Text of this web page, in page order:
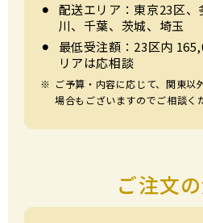
⚫︎
配送エリア：東京23区、
川、千葉、茨城、埼玉
⚫︎
最低受注額：23区内
リアは応相談
※ ご予算・内容に応じて、関東以
場合もございますのでご相談く
ご注文